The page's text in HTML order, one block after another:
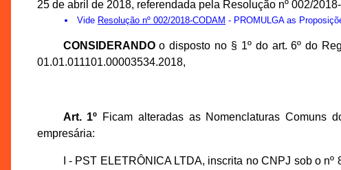
25 de abril de 2018, referendada pela Resolução nº 002/
Vide Resolução nº 002/2018-CODAM - PROMULGA as
CONSIDERANDOo disposto no § 1º do art. 6º do
01.01.011101.00003534.2018,
Art. 1º Ficam alteradas as Nomenclaturas Comuns
empresária:
I - PST ELETRÔNICA LTDA, inscrita no CNPJ sob o